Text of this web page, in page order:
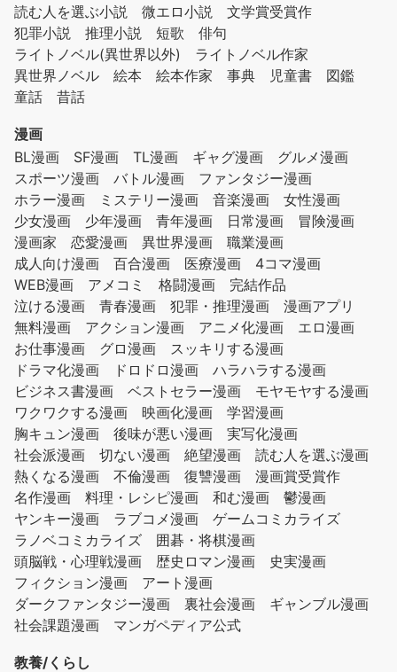
読む人を選ぶ小説
微エロ小説
文学賞受賞作
犯罪小説
推理小説 短歌
俳句
ライトノベル(異世界以外)
ライトノベル作家
異世界ノベル
絵本 絵本作家 事典 児童書
図鑑
童話
昔話
漫画
BL漫画
SF漫画 TL漫画 ギャグ漫画
グルメ漫画
スポーツ漫画
バトル漫画
ファンタジー漫画
ホラー漫画
ミステリー漫画 音楽漫画
女性漫画
少女漫画
少年漫画 青年漫画 日常漫画
冒険漫画
漫画家
恋愛漫画 異世界漫画
職業漫画
成人向け漫画
百合漫画 医療漫画
4コマ漫画
WEB漫画
アメコミ 格闘漫画
完結作品
泣ける漫画
青春漫画 犯罪・推理漫画
漫画アプリ
無料漫画
アクション漫画 アニメ化漫画
エロ漫画
お仕事漫画
グロ漫画
スッキリする漫画
ドラマ化漫画
ドロドロ漫画
ハラハラする漫画
ビジネス書漫画
ベストセラー漫画
モヤモヤする漫画
ワクワクする漫画
映画化漫画
学習漫画
胸キュン漫画
後味が悪い漫画
実写化漫画
社会派漫画
切ない漫画 絶望漫画
読む人を選ぶ漫画
熱くなる漫画
不倫漫画 復讐漫画
漫画賞受賞作
名作漫画
料理・レシピ漫画 和む漫画
鬱漫画
ヤンキー漫画
ラブコメ漫画
ゲームコミカライズ
ラノベコミカライズ
囲碁・将棋漫画
頭脳戦・心理戦漫画
歴史ロマン漫画
史実漫画
フィクション漫画
アート漫画
ダークファンタジー漫画
裏社会漫画
ギャンブル漫画
社会課題漫画
マンガペディア公式
教養/くらし